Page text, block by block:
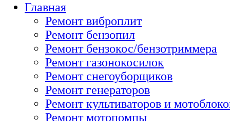
Главная
Ремонт виброплит
Ремонт бензопил
Ремонт бензокос/бензотриммера
Ремонт газонокосилок
Ремонт снегоуборщиков
Ремонт генераторов
Ремонт культиваторов и
Ремонт мотопомпы